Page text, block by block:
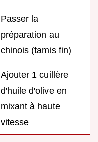
Passer la
préparation au
chinois (tamis fin)
Ajouter 1 cuillère
d'huile d'olive en
mixant à haute
vitesse